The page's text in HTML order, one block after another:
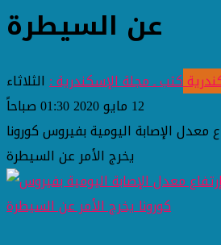
عن السيطرة
كتب ـ مجلة الإسكندرية : الثلاثاء
12 مايو 2020 01:30 صباحاً
معدل الإصابة اليومية بفيروس كورونا
يخرج الأمر عن السيطرة